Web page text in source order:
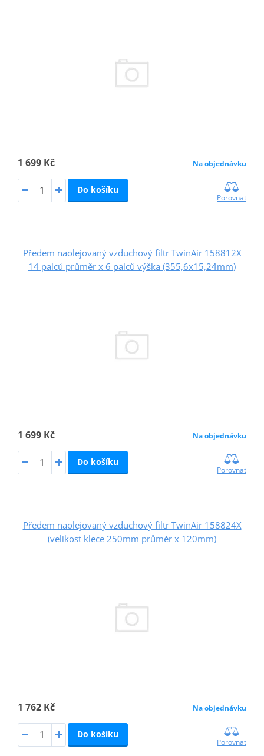
1 699 Kč Na objednávku
Do košíku
Porovnat
Předem naolejovaný vzduchový filtr TwinAir 158812X
14 palců průměr x 6 palců výška (355,6x15,24mm)
1 699 Kč Na objednávku
Do košíku
Porovnat
Předem naolejovaný vzduchový filtr TwinAir 158824X
(velikost klece 250mm průměr x 120mm)
1 762 Kč Na objednávku
Do košíku
Porovnat